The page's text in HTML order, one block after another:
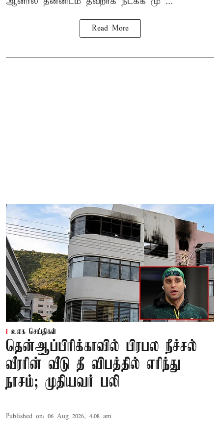
Read More
உலக செய்திகள்
தென்ஆப்பிரிக்காவில் பிரபல நீச்சல்
வீரரின் வீடு தீ விபத்தில் எரிந்து
நாசம்; முதியவர் பலி
Published on: 06 Aug 2026, 4:08 am